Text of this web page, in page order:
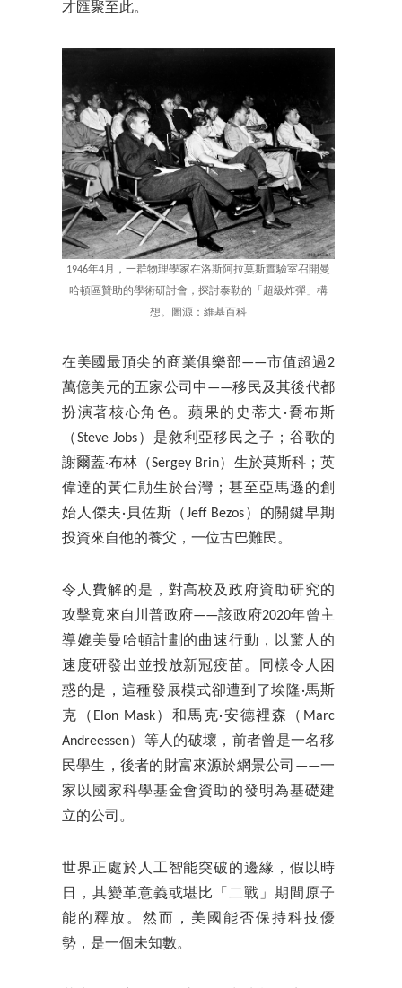
才匯聚至此。
1946年4月，一群物理學家在洛斯阿拉莫斯實驗室召開曼
哈頓區贊助的學術研討會，探討泰勒的「超級炸彈」構
想。圖源：維基百科
在美國最頂尖的商業俱樂部——市值超過2
萬億美元的五家公司中——移民及其後代都
扮演著核心角色。蘋果的史蒂夫·喬布斯
（Steve Jobs）是敘利亞移民之子；谷歌的
謝爾蓋·布林（Sergey Brin）生於莫斯科；英
偉達的黃仁勛生於台灣；甚至亞馬遜的創
始人傑夫·貝佐斯（Jeff Bezos）的關鍵早期
投資來自他的養父，一位古巴難民。
令人費解的是，對高校及政府資助研究的
攻擊竟來自川普政府——該政府2020年曾主
導媲美曼哈頓計劃的曲速行動，以驚人的
速度研發出並投放新冠疫苗。同樣令人困
惑的是，這種發展模式卻遭到了埃隆·馬斯
克（Elon Mask）和馬克·安德裡森（Marc
Andreessen）等人的破壞，前者曾是一名移
民學生，後者的財富來源於網景公司——一
家以國家科學基金會資助的發明為基礎建
立的公司。
世界正處於人工智能突破的邊緣，假以時
日，其變革意義或堪比「二戰」期間原子
能的釋放。然而，美國能否保持科技優
勢，是一個未知數。